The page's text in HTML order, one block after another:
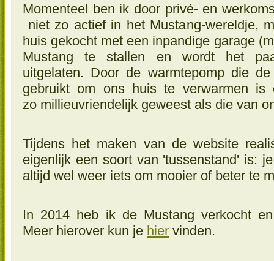
Momenteel ben ik door privé- en
niet zo actief in het Mustang-wereldje,
huis gekocht met een inpandige garage
Mustang te stallen en wordt het
uitgelaten. Door de warmtepomp die
gebruikt om ons huis te verwarmen is
zo millieuvriendelijk geweest als die van
Tijdens het maken van de website
eigenlijk een soort van 'tussenstand' is:
altijd wel weer iets om mooier of beter te
In 2014 heb ik de Mustang verkocht
Meer hierover kun je hier vinden.